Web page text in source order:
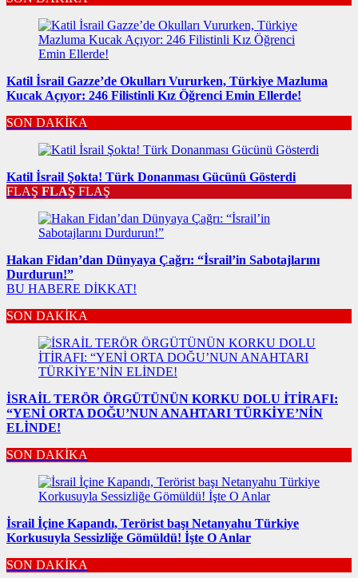
Katil İsrail Gazze’de Okulları Vururken, Türkiye Mazluma
Kucak Açıyor: 246 Filistinli Kız Öğrenci Emin Ellerde!
SON DAKİKA
Katil İsrail Şokta! Türk Donanması Gücünü Gösterdi
FLAŞ FLAŞ FLAŞ
Hakan Fidan’dan Dünyaya Çağrı: “İsrail’in Sabotajlarını
Durdurun!”
BU HABERE DİKKAT!
SON DAKİKA
İSRAİL TERÖR ÖRGÜTÜNÜN KORKU DOLU İTİRAFI:
“YENİ ORTA DOĞU’NUN ANAHTARI TÜRKİYE’NİN
ELİNDE!
SON DAKİKA
İsrail İçine Kapandı, Terörist başı Netanyahu Türkiye
Korkusuyla Sessizliğe Gömüldü! İşte O Anlar
SON DAKİKA